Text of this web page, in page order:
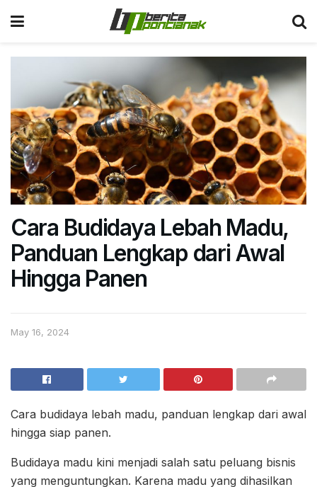
Cara Budidaya Lebah Madu,
Panduan Lengkap dari Awal
Hingga Panen
May 16, 2024
Cara budidaya lebah madu, panduan lengkap dari awal
hingga siap panen.
Budidaya madu kini menjadi salah satu peluang bisnis
yang menguntungkan. Karena madu yang dihasilkan